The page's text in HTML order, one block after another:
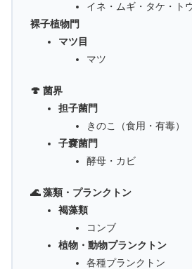
イネ・ムギ・タケ・ト
裸子植物門
マツ目
マツ
🍄 菌界
担子菌門
きのこ（食用・有毒）
子嚢菌門
酵母・カビ
🌊 藻類・プランクトン
褐藻類
コンブ
植物・動物プランクトン
各種プランクトン